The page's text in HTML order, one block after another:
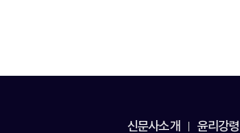
신문사소개 윤리강령